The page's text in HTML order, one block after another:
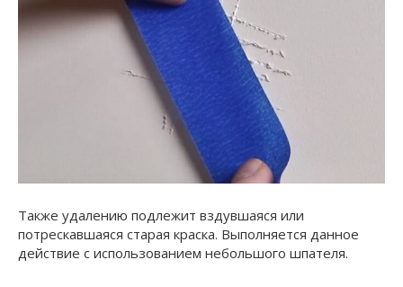
Также удалению подлежит вздувшаяся или
потрескавшаяся старая краска. Выполняется данное
действие с использованием небольшого шпателя.